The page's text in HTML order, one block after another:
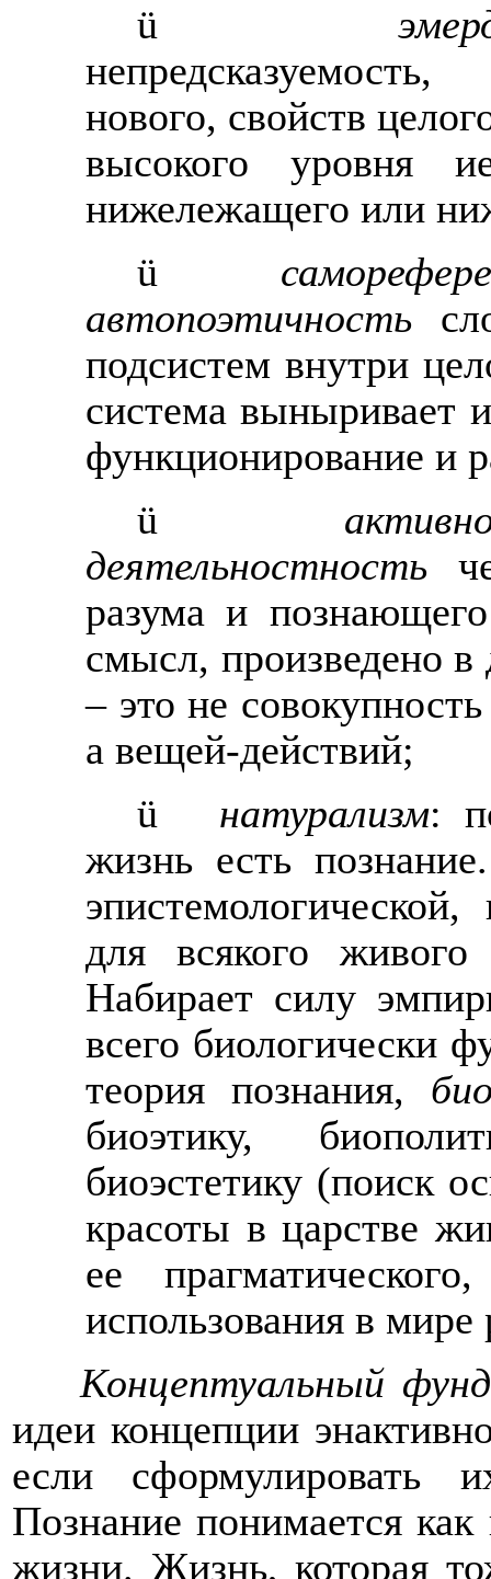
ü
нового, свойств
высокого уровня
нижележащего или
ü
автопоэтичность
подсистем внутри
система выныривает
функционирование и
ü
деятельностность
разума и
смысл, произведено
– это не
а вещей-действий;
ü
натурализм:
жизнь есть
для всякого живого
Набирает силу
всего биологически
теория познания,
биоэтику,
биоэстетику (поиск
красоты в царстве
ее
использования в
Концептуальный
идеи концепции
если сформулировать
Познание понимается как
жизни. Жизнь, которая